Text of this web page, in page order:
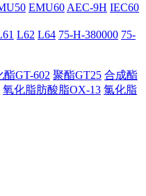
EMU60 AEC-9H IEC60
L62 L64 75-H-380000 75-
酯GT-602 聚酯GT25 合成酯
氧化脂肪酸脂OX-13 氯化脂